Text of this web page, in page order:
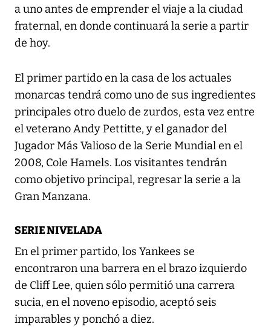
a uno antes de emprender el viaje a la ciudad
fraternal, en donde continuará la serie a partir
de hoy.
El primer partido en la casa de los actuales
monarcas tendrá como uno de sus ingredientes
principales otro duelo de zurdos, esta vez entre
el veterano Andy Pettitte, y el ganador del
Jugador Más Valioso de la Serie Mundial en el
2008, Cole Hamels. Los visitantes tendrán
como objetivo principal, regresar la serie a la
Gran Manzana.
SERIE NIVELADA
En el primer partido, los Yankees se
encontraron una barrera en el brazo izquierdo
de Cliff Lee, quien sólo permitió una carrera
sucia, en el noveno episodio, aceptó seis
imparables y ponchó a diez.